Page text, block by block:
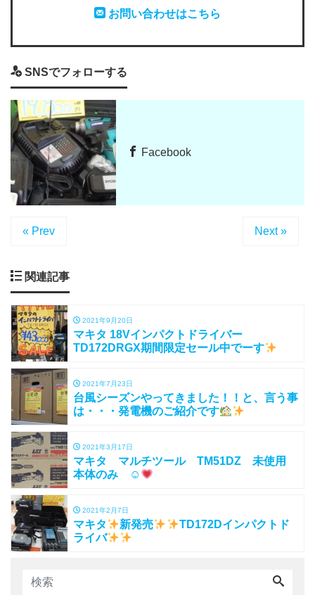
お問い合わせはこちら
SNSでフォローする
Facebook
« Prev Next »
関連記事
2021年9月20日
マキタ 18Vインパクトドライバー
TD172DRGX期間限定セール中でーす
2021年7月23日
台風シーズンやってきました！！と、言う事
は・・・発電機のご紹介です
2021年3月17日
マキタ マルチツール TM51DZ 未使用
本体のみ ☺
2021年2月7日
マキタ 新発売
TD172Dインパクトド
ライバ